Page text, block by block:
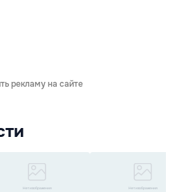
рекламу на сайте